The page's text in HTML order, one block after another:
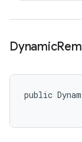
Dynamic
public